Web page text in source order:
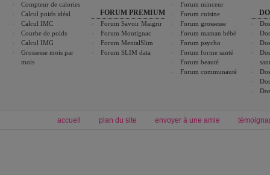
Compteur de calories
Calcul poids idéal
Calcul IMC
Courbe de poids
Calcul IMG
Grossesse mois par
mois
FORUM PREMIUM
Forum Savoir Maigrir
Forum Montignac
Forum MentalSlim
Forum SLIM data
Forum minceur
Forum cuisine
Forum grossesse
Forum maman bébé
Forum psycho
Forum forme santé
Forum beauté
Forum communauté
accueil plan du site envoyer à une amie